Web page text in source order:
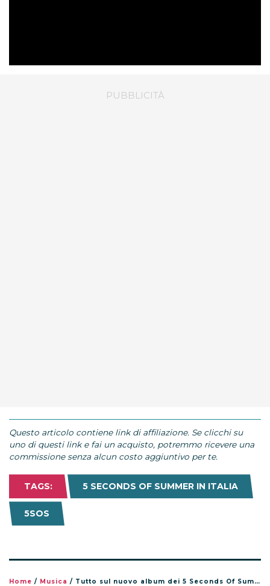
Questo articolo contiene link di affiliazione. Se clicchi su
uno di questi link e fai un acquisto, potremmo ricevere una
commissione senza alcun costo aggiuntivo per te.
TAGS: 5 SECONDS OF SUMMER IN ITALIA
5SOS
Home / Musica / Tutto sul nuovo album dei 5 Seconds Of Summer, 5SOS5